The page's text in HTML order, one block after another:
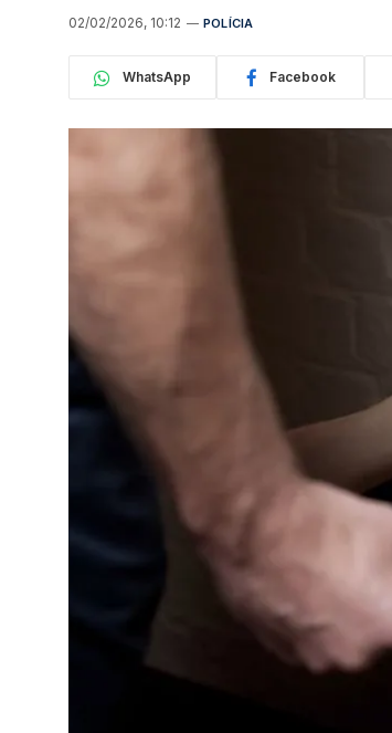
02/02/2026, 10:12 POLÍCIA
WhatsApp Facebook